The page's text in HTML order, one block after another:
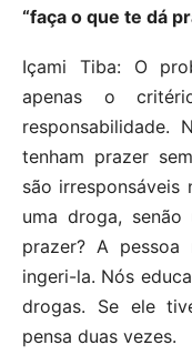
“faça o que te dá
Içami Tiba: O
apenas o
responsabilidade.
tenham prazer
são irresponsáveis
uma droga,
prazer? A pessoa
ingeri-la. Nós
drogas. Se ele
pensa duas vezes.